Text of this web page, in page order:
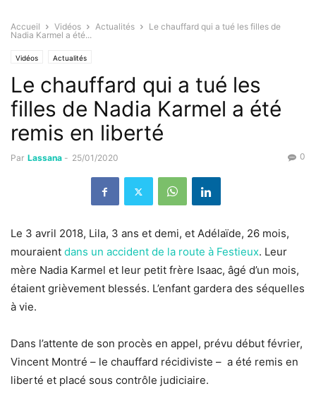
Accueil Vidéos Actualités
Le chauffard qui a tué les filles de
Nadia Karmel a été...
Vidéos Actualités
Le chauffard qui a tué les
filles de Nadia Karmel a été
remis en liberté
Par Lassana - 25/01/2020 0
Le 3 avril 2018, Lila, 3 ans et demi, et Adélaïde, 26 mois,
mouraient dans un accident de la route à Festieux. Leur
mère Nadia Karmel et leur petit frère Isaac, âgé d’un mois,
étaient grièvement blessés. L’enfant gardera des séquelles
à vie.
Dans l’attente de son procès en appel, prévu début février,
Vincent Montré – le chauffard récidiviste – a été remis en
liberté et placé sous contrôle judiciaire.